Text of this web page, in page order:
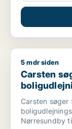
Carsten søger
5 mdr siden
Carsten
i Aalborg
Carsten
Nørresundby